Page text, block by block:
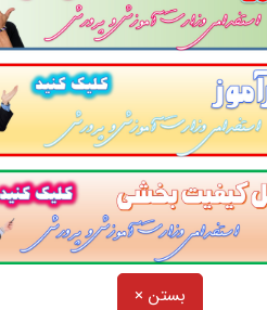
بستن ×
این مجموعهمرور سریع
. مطالعه این منبع برای همه
1403 پیشنهاد می شود.
و فرزندان جانبازان
و در یک نمای کلی:
فرزندان شهدا و فرزندان